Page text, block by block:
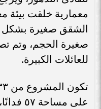
معمارية خلقت بيئة
الشقق صغيرة بشكل
صغيرة الحجم، وتم
للعائلات الكبيرة.
على